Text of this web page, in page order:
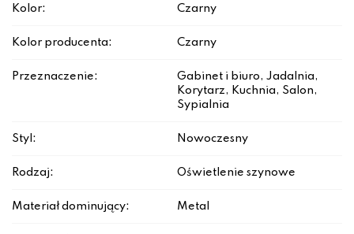
Kolor: Czarny
Kolor producenta: Czarny
Przeznaczenie:
Gabinet i biuro, Jadalnia,
Korytarz, Kuchnia, Salon,
Sypialnia
Styl: Nowoczesny
Rodzaj: Oświetlenie szynowe
Materiał dominujący: Metal